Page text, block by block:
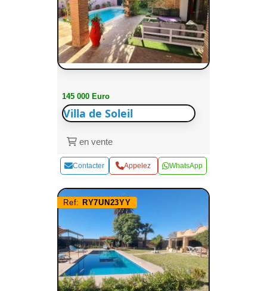
145 000 Euro
Villa de Soleil
en vente
Contacter Appelez WhatsApp
Ref: RY7UN23YY